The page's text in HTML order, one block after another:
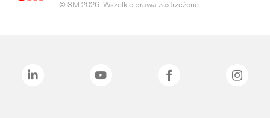
© 3M 2026. Wszelkie prawa zastrzeżone.